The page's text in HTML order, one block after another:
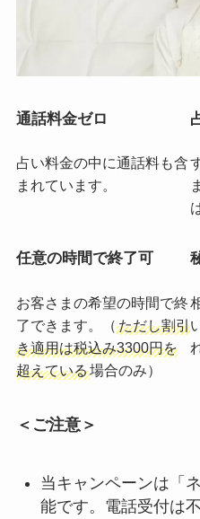
通話料金ゼロ
占い料金の中に通話料も含
まれています。
任意の時間で終了可
お客さまの希望の時間で終
了できます。（ ただし割引
き適用は税込み3300円を
超えている場合のみ）
＜ご注意＞
当キャンペーンは「
能です。電話受付は